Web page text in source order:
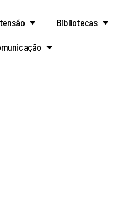
Bibliotecas